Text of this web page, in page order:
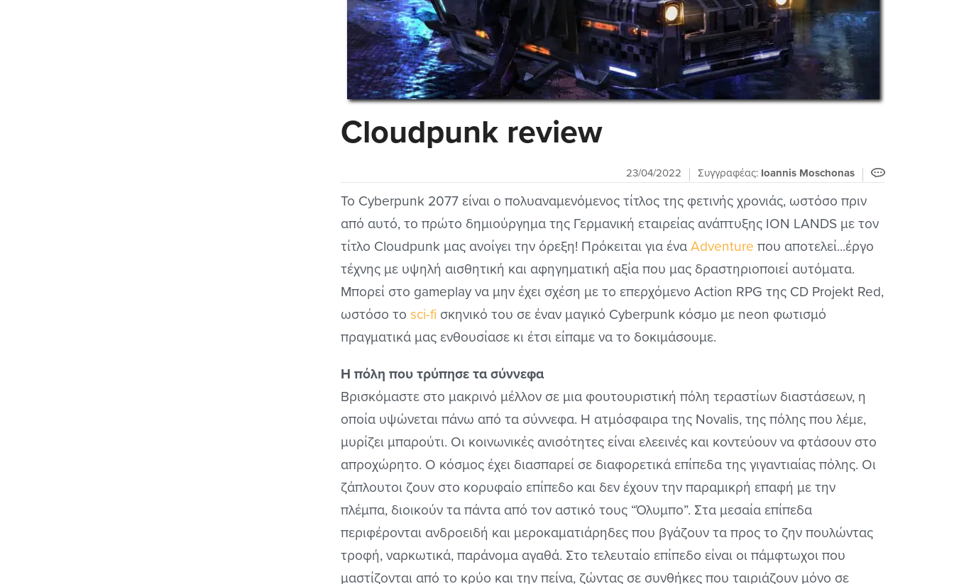
Cloudpunk review
23/04/2022 Συγγραφέας: Ioannis Moschonas
Το Cyberpunk 2077 είναι ο πολυαναμενόμενος τίτλος της φετινής χρονιάς, ωστόσο πριν
από αυτό, το πρώτο δημιούργημα της Γερμανική εταιρείας ανάπτυξης ION LANDS με τον
τίτλο Cloudpunk μας ανοίγει την όρεξη! Πρόκειται για έναAdventure που αποτελεί...έργο
τέχνης με υψηλή αισθητική και αφηγηματική αξία που μας δραστηριοποιεί αυτόματα.
Μπορεί στο gameplay να μην έχει σχέση με το επερχόμενο Action RPG της CD Projekt Red,
ωστόσο τοsci-fi σκηνικό του σε έναν μαγικό Cyberpunk κόσμο με neon φωτισμό
πραγματικά μας ενθουσίασε κι έτσι είπαμε να το δοκιμάσουμε.
Η πόλη που τρύπησε τα σύννεφα
Βρισκόμαστε στο μακρινό μέλλον σε μια φουτουριστική πόλη τεραστίων διαστάσεων, η
οποία υψώνεται πάνω από τα σύννεφα. Η ατμόσφαιρα της Novalis, της πόλης που λέμε,
μυρίζει μπαρούτι. Οι κοινωνικές ανισότητες είναι ελεεινές και κοντεύουν να φτάσουν στο
απροχώρητο. Ο κόσμος έχει διασπαρεί σε διαφορετικά επίπεδα της γιγαντιαίας πόλης. Οι
ζάπλουτοι ζουν στο κορυφαίο επίπεδο και δεν έχουν την παραμικρή επαφή με την
πλέμπα, διοικούν τα πάντα από τον αστικό τους “Όλυμπο”. Στα μεσαία επίπεδα
περιφέρονται ανδροειδή και μεροκαματιάρηδες που βγάζουν τα προς το ζην πουλώντας
τροφή, ναρκωτικά, παράνομα αγαθά. Στο τελευταίο επίπεδο είναι οι πάμφτωχοι που
μαστίζονται από το κρύο και την πείνα, ζώντας σε συνθήκες που ταιριάζουν μόνο σε